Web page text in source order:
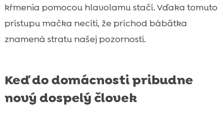
kŕmenia pomocou hlavolamu stačí. Vďaka tomuto
prístupu mačka necíti, že príchod bábätka
znamená stratu našej pozornosti.
Keď do domácnosti pribudne
nový dospelý človek